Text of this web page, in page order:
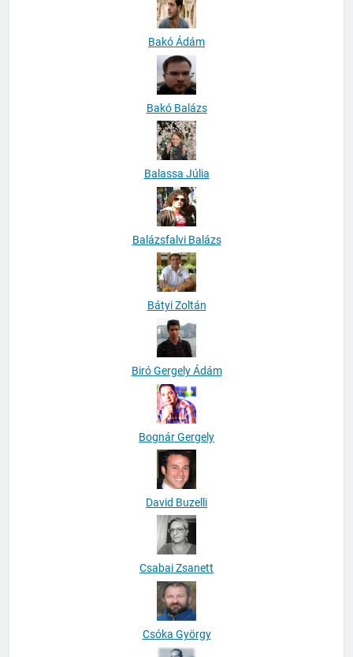
Bakó Ádám
Bakó Balázs
Balassa Júlia
Balázsfalvi Balázs
Bátyi Zoltán
Biró Gergely Ádám
Bognár Gergely
David Buzelli
Csabai Zsanett
Csóka György